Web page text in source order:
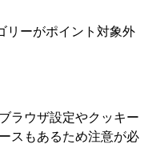
リーがポイント対象外
ラウザ設定やクッキー
スもあるため注意が必